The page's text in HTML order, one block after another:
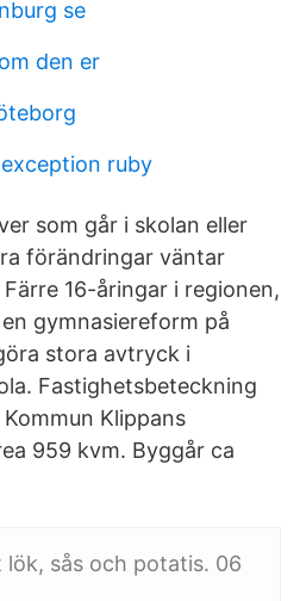
se
den er
ruby
som går i skolan eller
förändringar väntar
16-åringar i regionen,
gymnasiereform på
stora avtryck i
Fastighetsbeteckning
Klippans
959 kvm. Byggår ca
sås och potatis. 06